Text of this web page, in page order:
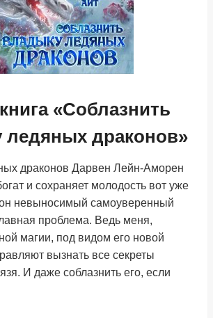
«Соблазнить
ледяных драконов»
драконов Дарвен Лейн-Аморен
и сохраняет молодость вот уже
невыносимый самоуверенный
проблема. Ведь меня,
магии, под видом его новой
вызнать все секреты
И даже соблазнить его, если